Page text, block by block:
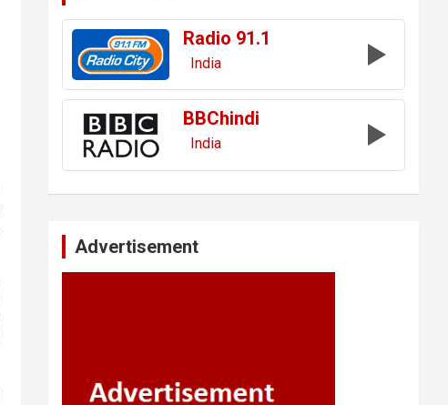
Radio 91.1
India
BBChindi
India
Advertisement